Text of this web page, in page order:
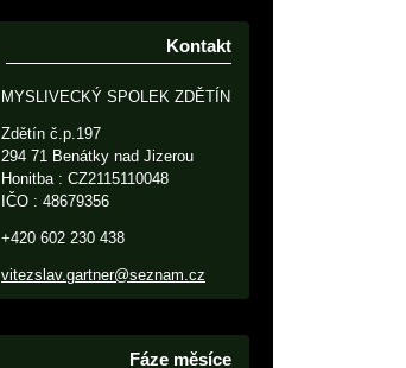
Kontakt
MYSLIVECKÝ SPOLEK ZDĚTÍN
Zdětín č.p.197
294 71 Benátky nad Jizerou
Honitba : CZ2115110048
IČO : 48679356
+420 602 230 438
vitezslav.gartner@seznam.cz
Fáze měsíce